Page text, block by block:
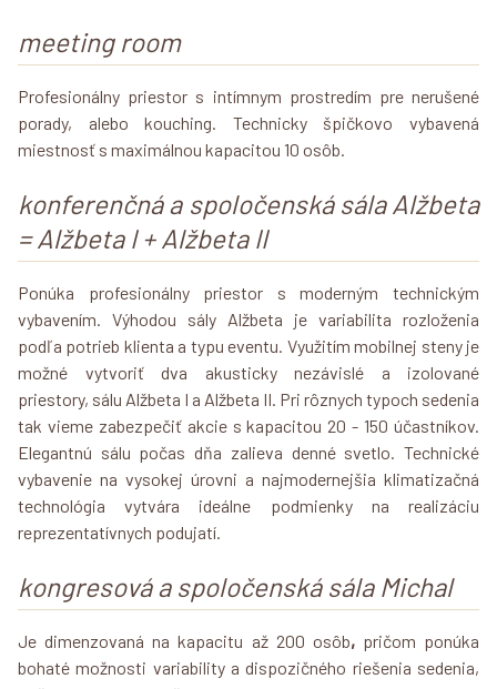
meeting room
Profesionálny priestor s intímnym prostredím pre nerušené
porady, alebo kouching. Technicky špičkovo vybavená
miestnosť s maximálnou kapacitou 10 osôb.
konferenčná a spoločenská sála Alžbeta
= Alžbeta I + Alžbeta II
Ponúka profesionálny priestor s moderným technickým
vybavením. Výhodou sály Alžbeta je variabilita rozloženia
podľa potrieb klienta a typu eventu. Využitím mobilnej steny je
možné vytvoriť dva akusticky nezávislé a izolované
priestory, sálu Alžbeta I a Alžbeta II. Pri rôznych typoch sedenia
tak vieme zabezpečiť akcie s kapacitou 20 - 150 účastníkov.
Elegantnú sálu počas dňa zalieva denné svetlo. Technické
vybavenie na vysokej úrovni a najmodernejšia klimatizačná
technológia vytvára ideálne podmienky na realizáciu
reprezentatívnych podujatí.
kongresová a spoločenská sála Michal
Je dimenzovaná na kapacitu až 200 osôb,pričom ponúka
bohaté možnosti variability a dispozičného riešenia sedenia,